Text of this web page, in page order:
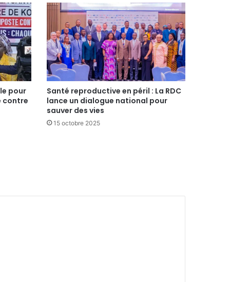
pour
contre
Santé reproductive en péril : La RDC
lance un dialogue national pour
sauver des vies
15 octobre 2025